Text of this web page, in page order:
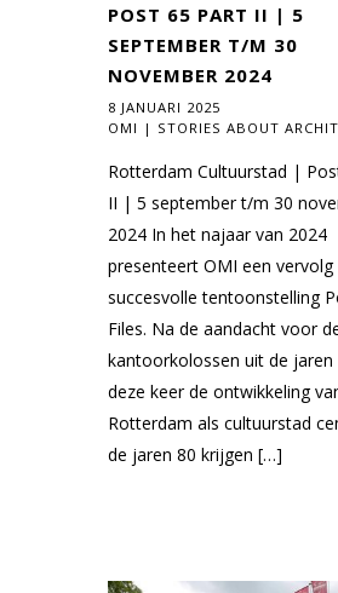
POST 65 PART II | 5
SEPTEMBER T/M 30
NOVEMBER 2024
8 JANUARI 2025
OMI | STORIES ABOUT
Rotterdam Cultuurstad |
II | 5 september t/m 30
2024 In het najaar van 2024
presenteert OMI een vervolg
succesvolle tentoonstelling
Files. Na de aandacht voor
kantoorkolossen uit de
deze keer de ontwikkeling
Rotterdam als cultuurstad
de jaren 80 krijgen […]